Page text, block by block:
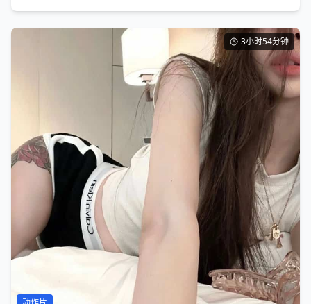
3小时54分钟